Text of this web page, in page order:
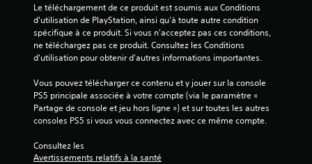
v
s
)
Le téléchargement de ce produit est soumis aux Conditions
d'utilisation de PlayStation, ainsi qu'à toute autre condition
spécifique à ce produit. Si vous n'acceptez pas ces conditions,
ne téléchargez pas ce produit. Consultez les Conditions
d'utilisation pour obtenir d'autres informations importantes.
Vous pouvez télécharger ce contenu et y jouer sur la console
PS5 principale associée à votre compte (via le paramètre «
Partage de console et jeu hors ligne ») et sur toutes les autres
consoles PS5 si vous vous connectez avec ce même compte.
Consultez les
Avertissements relatifs à la santé